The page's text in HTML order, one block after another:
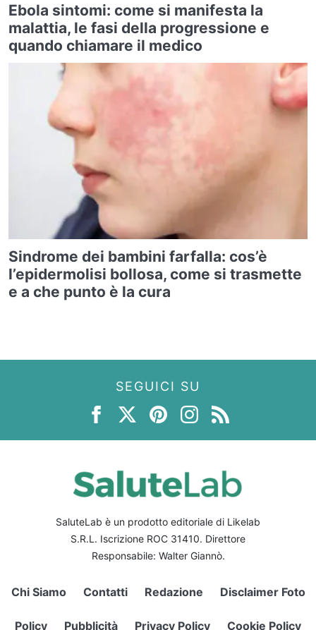
Ebola sintomi: come si manifesta la
malattia, le fasi della progressione e
quando chiamare il medico
Sindrome dei bambini farfalla: cos’è
l’epidermolisi bollosa, come si trasmette
e a che punto è la cura
SEGUICI SU
SaluteLab è un prodotto editoriale di Likelab
S.R.L. Iscrizione ROC 31410. Direttore
Responsabile: Walter Giannò.
Chi Siamo Contatti Redazione Disclaimer Foto
Policy Pubblicità Privacy Policy Cookie Policy